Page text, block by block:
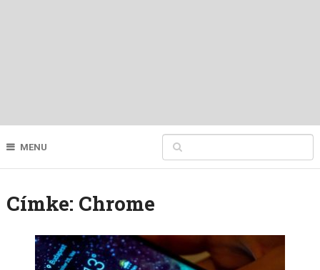
MENU
Címke: Chrome